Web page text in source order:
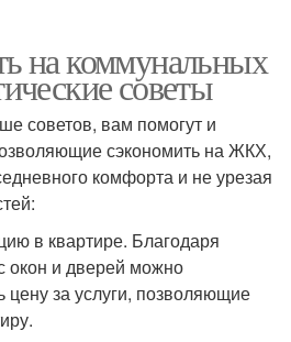
на коммунальных
советы
советов, вам помогут и
сэкономить на ЖКХ,
комфорта и не урезая
в квартире. Благодаря
окон и дверей можно
цену за услуги, позволяющие